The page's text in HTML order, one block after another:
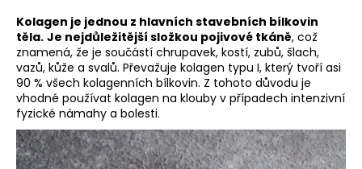
Kolagen je jednou z hlavních stavebních bílkovin
těla. Je nejdůležitější složkou pojivové tkáně, což
znamená, že je součástí chrupavek, kostí, zubů, šlach,
vazů, kůže a svalů. Převažuje kolagen typu I, který tvoří asi
90 % všech kolagenních bílkovin. Z tohoto důvodu je
vhodné používat kolagen na klouby v případech intenzivní
fyzické námahy a bolesti.
D
o
p
o
r